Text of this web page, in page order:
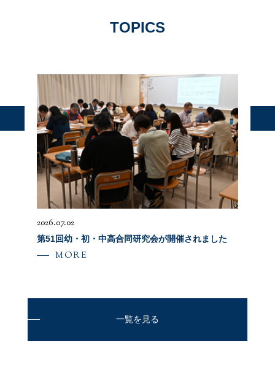
教職員専用
個人情報保護
情報セキュリティ方針
サイトポリシー
TOPICS
2026.07.02
第51回幼・初・中高合同研究会が開催されました
MORE
一覧を見る